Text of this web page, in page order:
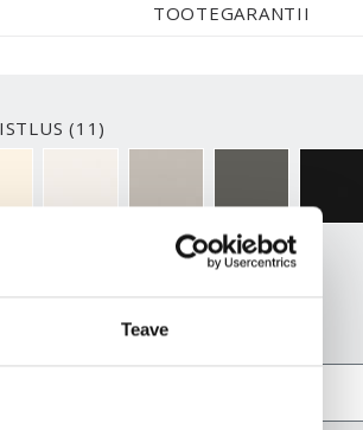
Teave
TOOTEGARANTII
(11)